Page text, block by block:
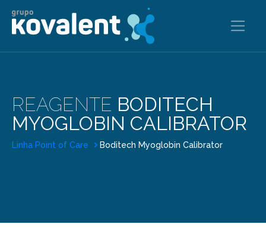
REAGENTE BODITECH
MYOGLOBIN CALIBRATOR
Linha Point of Care Boditech Myoglobin Calibrator